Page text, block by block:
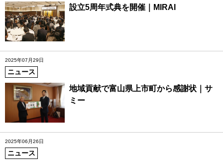
設立5周年式典を開催｜MIRAI
2025年07月29日
ニュース
地域貢献で富山県上市町から感謝状｜サ
ミー
2025年06月26日
ニュース